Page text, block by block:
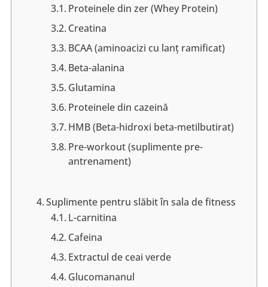
Proteinele din zer (Whey Protein)
Creatina
BCAA (aminoacizi cu lanț ramificat)
Beta-alanina
Glutamina
Proteinele din cazeină
HMB (Beta-hidroxi beta-metilbutirat)
Pre-workout (suplimente pre-
antrenament)
Suplimente pentru slăbit în sala de fitness
L-carnitina
Cafeina
Extractul de ceai verde
Glucomananul